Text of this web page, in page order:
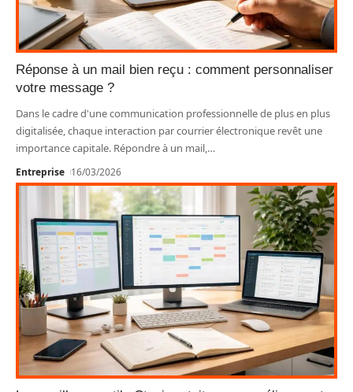
Réponse à un mail bien reçu : comment personnaliser
votre message ?
Dans le cadre d'une communication professionnelle de plus en plus
digitalisée, chaque interaction par courrier électronique revêt une
importance capitale. Répondre à un mail,…
Entreprise 16/03/2026